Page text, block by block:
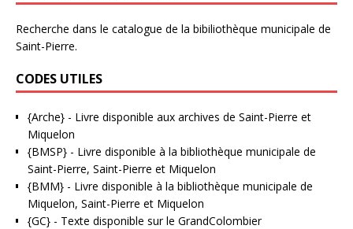
Recherche dans le catalogue de la bibiliothèque municipale de
Saint-Pierre.
CODES UTILES
{Arche} - Livre disponible aux archives de Saint-Pierre et
Miquelon
{BMSP} - Livre disponible à la bibliothèque municipale de
Saint-Pierre, Saint-Pierre et Miquelon
{BMM} - Livre disponible à la bibliothèque municipale de
Miquelon, Saint-Pierre et Miquelon
{GC} - Texte disponible sur le GrandColombier